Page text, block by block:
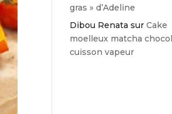
gras » d’Adeline
Dibou Renata surCake
moelleux matcha
cuisson vapeur